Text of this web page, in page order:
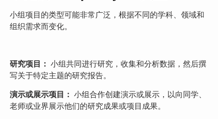
小组项目的类型可能非常广泛，根据不同的学科、领域和
组织需求而变化。
研究项目： 小组共同进行研究，收集和分析数据，然后撰
写关于特定主题的研究报告。
演示或展示项目： 小组合作创建演示或展示，以向同学、
老师或业界展示他们的研究成果或项目成果。